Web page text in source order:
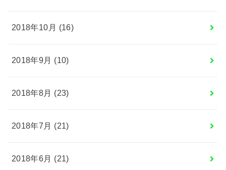
2018年10月 (16)
2018年9月 (10)
2018年8月 (23)
2018年7月 (21)
2018年6月 (21)